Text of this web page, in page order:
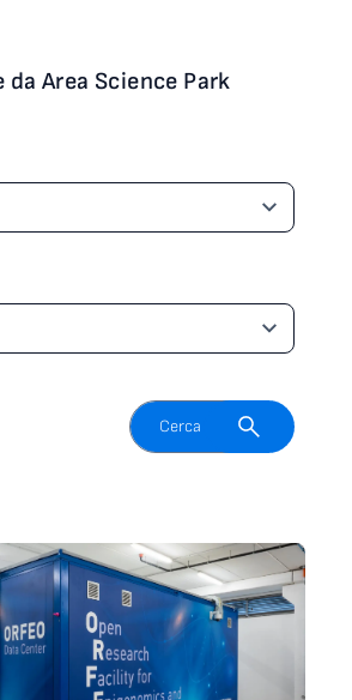
Area Science Park
Attiva il campo di ricerca